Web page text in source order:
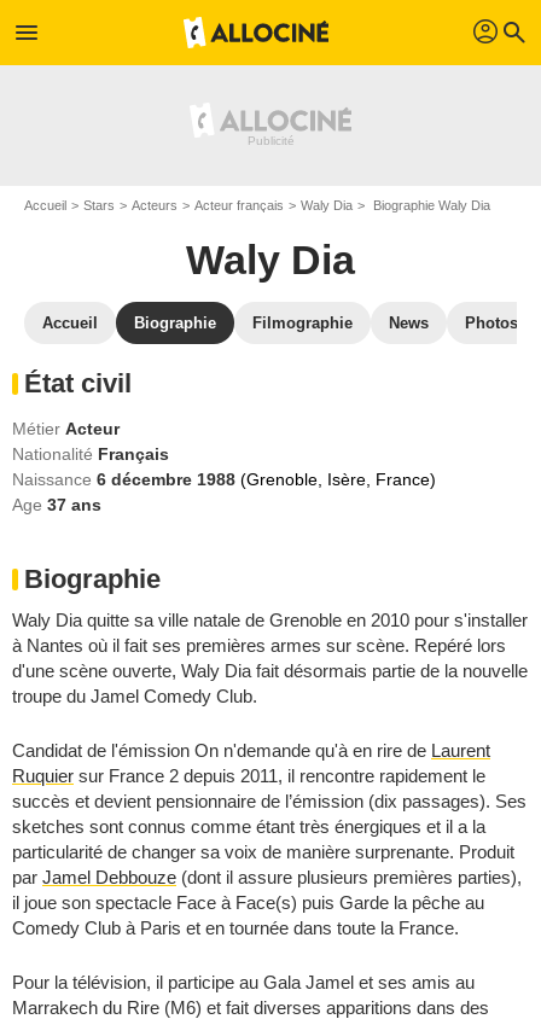
menu profil search
Accueil Stars Acteurs Acteur français Waly Dia Biographie Waly Dia
Waly Dia
Accueil Biographie Filmographie News Photos
État civil
Métier Acteur
Nationalité Français
Naissance 6 décembre 1988 (Grenoble, Isère, France)
Age 37 ans
Biographie
Waly Dia quitte sa ville natale de Grenoble en 2010 pour s'installer
à Nantes où il fait ses premières armes sur scène. Repéré lors
d'une scène ouverte, Waly Dia fait désormais partie de la nouvelle
troupe du Jamel Comedy Club.
Candidat de l'émission On n'demande qu'à en rire de Laurent
Ruquier sur France 2 depuis 2011, il rencontre rapidement le
succès et devient pensionnaire de l’émission (dix passages). Ses
sketches sont connus comme étant très énergiques et il a la
particularité de changer sa voix de manière surprenante. Produit
par Jamel Debbouze (dont il assure plusieurs premières parties),
il joue son spectacle Face à Face(s) puis Garde la pêche au
Comedy Club à Paris et en tournée dans toute la France.
Pour la télévision, il participe au Gala Jamel et ses amis au
Marrakech du Rire (M6) et fait diverses apparitions dans des